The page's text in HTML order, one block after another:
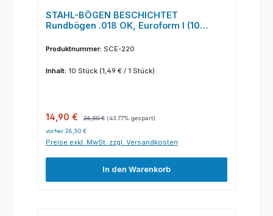
STAHL-BÖGEN BESCHICHTET
Rundbögen .018 OK, Euroform I (10
Produktnummer: SCE-220
Inhalt: 10 Stück (1,49 € / 1 Stück)
Verkaufspreis:
14,90 € 26,50 € (43.77% gespart)
vorher 26,50 €
Preise exkl. MwSt. zzgl. Versandkosten
In den Warenkorb